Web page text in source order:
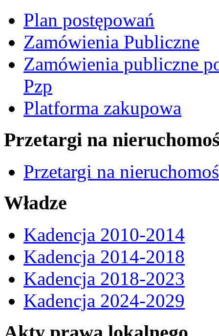
Plan postępowań
Zamówienia Publiczne
Zamówienia publiczne
Pzp
Platforma zakupowa
Przetargi na
Przetargi na
Władze
Kadencja 2010-2014
Kadencja 2014-2018
Kadencja 2018-2023
Kadencja 2024-2029